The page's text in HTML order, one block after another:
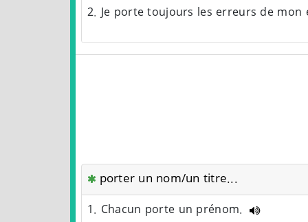
2. Je porte toujours les erreurs de mon
porter un nom/un titre...
1. Chacun porte un prénom.